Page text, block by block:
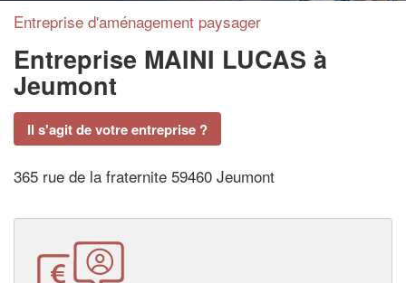
Entreprise d'aménagement paysager
Entreprise MAINI LUCAS à
Jeumont
Il s'agit de votre entreprise ?
365 rue de la fraternite 59460 Jeumont